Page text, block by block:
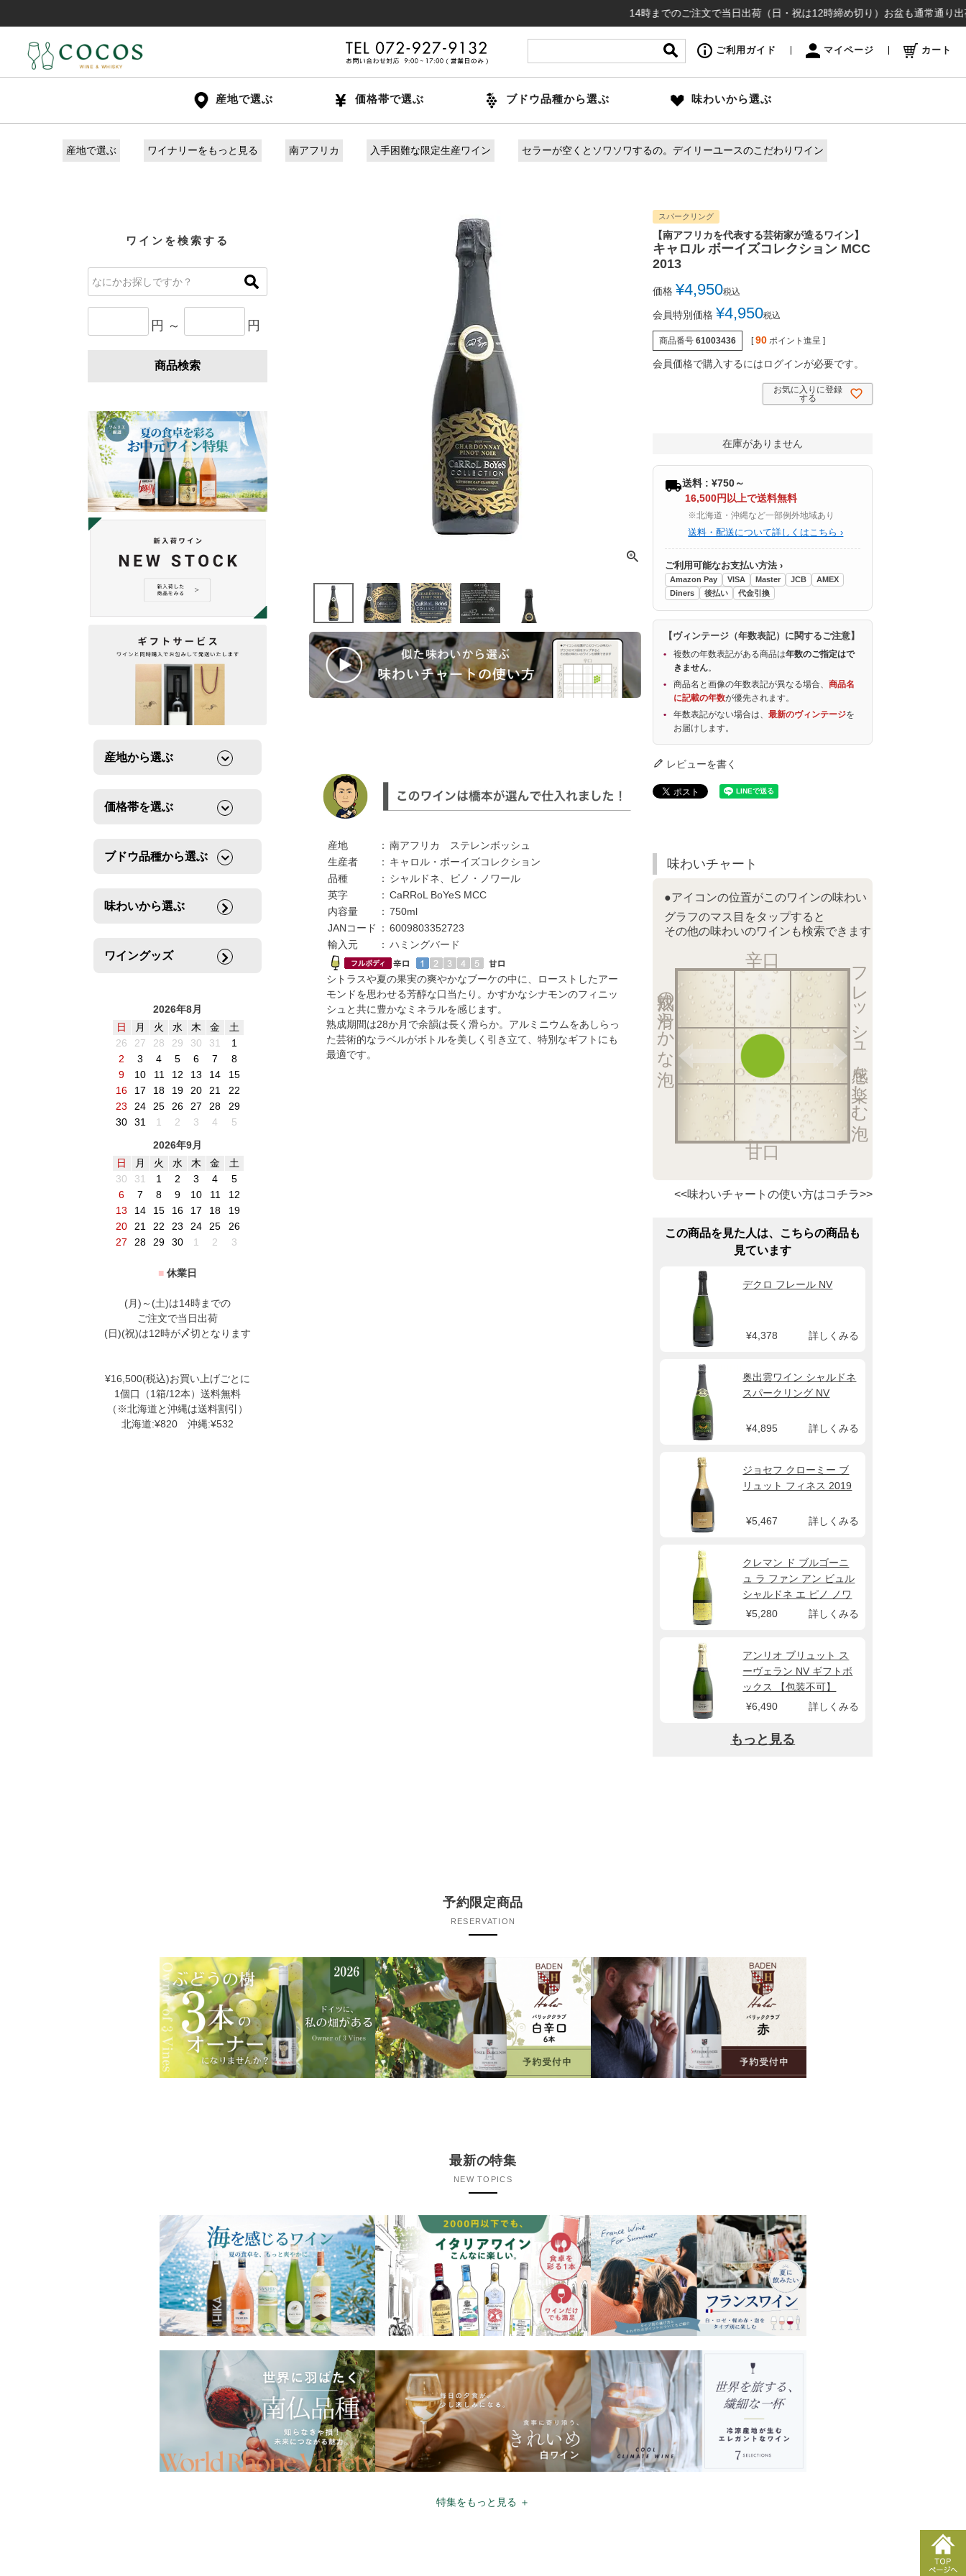
14時までのご注文で当日出荷（日・祝は12時締め切り）お盆も通常通り出荷いた
ご利用ガイド マイページ カート
産地で選ぶ 価格帯で選ぶ ブドウ品種から選ぶ 味わいから選ぶ
産地で選ぶ ワイナリーをもっと見る 南アフリカ 入手困難な限定生産ワイン セラーが空くとソワソワするの。デイリーユースのこだわりワイン
ワインを検索する
円 ～ 円
商品検索
産地から選ぶ
価格帯を選ぶ
ブドウ品種から選ぶ
味わいから選ぶ
ワイングッズ
2026年8月
日
月 火 水 木 金
土
26
27 28 29 30 31
1
2
3 4 5 6 7
8
9
10 11 12 13 14
15
16
17 18 19 20 21
22
23
24 25 26 27 28
29
30
31 1 2 3 4
5
2026年9月
日
月 火 水 木 金
土
30
31 1 2 3 4
5
6
7 8 9 10 11
12
13
14 15 16 17 18
19
20
21 22 23 24 25
26
27
28 29 30 1 2 3
■ 休業日
(月)～(土)は14時までの
ご注文で当日出荷
(日)(祝)は12時が〆切となります
¥16,500(税込)お買い上げごとに
1個口（1箱/12本）送料無料
（※北海道と沖縄は送料割引）
北海道:¥820 沖縄:¥532
産地 ： 南アフリカ ステレンボッシュ
生産者
： キャロル・ボーイズコレクション
品種
： シャルドネ、ピノ・ノワール
英字
： CaRRoL BoYeS MCC
内容量
： 750ml
JANコード
： 6009803352723
輸入元
： ハミングバード
シトラスや夏の果実の爽やかなブーケの中に、ローストしたアー
モンドを思わせる芳醇な口当たり。かすかなシナモンのフィニッ
シュと共に豊かなミネラルを感じます。
熟成期間は28か月で余韻は長く滑らか。アルミニウムをあしらっ
た芸術的なラベルがボトルを美しく引き立て、特別なギフトにも
最適です。
スパークリング
【南アフリカを代表する芸術家が造るワイン】
キャロル ボーイズコレクション MCC
2013
価格 ¥4,950税込
会員特別価格 ¥4,950税込
商品番号 61003436 [ 90 ポイント進呈 ]
会員価格で購入するにはログインが必要です。
お気に入りに登録
する
在庫がありません
送料 : ¥750～
16,500円以上で送料無料
※北海道・沖縄など一部例外地域あり
送料・配送について詳しくはこちら ›
ご利用可能なお支払い方法 ›
Amazon Pay VISA Master JCB
AMEX
Diners
後払い 代金引換
【ヴィンテージ（年数表記）に関するご注意】
複数の年数表記がある商品は年数のご指定はで
きません。
商品名と画像の年数表記が異なる場合、商品名
に記載の年数が優先されます。
年数表記がない場合は、最新のヴィンテージを
お届けします。
レビューを書く
味わいチャート
●アイコンの位置がこのワインの味わい
グラフのマス目をタップすると
その他の味わいのワインも検索できます
辛口 フレッシュ感を楽しむ泡
甘口
熟成の滑らかな泡
<<味わいチャートの使い方はコチラ>>
この商品を見た人は、こちらの商品も
見ています
デクロ フレール NV
¥4,378 詳しくみる
奥出雲ワイン シャルドネ
スパークリング NV
¥4,895 詳しくみる
ジョセフ クローミー ブ
リュット フィネス 2019
¥5,467 詳しくみる
クレマン ド ブルゴーニ
ュ ラ ファン アン ビュル
シャルドネ エ ピノ ノワ
ール NV メゾン アンヌ グ
¥5,280 詳しくみる
アンリオ ブリュット ス
ーヴェラン NV ギフトボ
ックス 【包装不可】
¥6,490
詳しくみる
もっと見る
予約限定商品
RESERVATION
最新の特集
NEW TOPICS
特集をもっと見る ＋